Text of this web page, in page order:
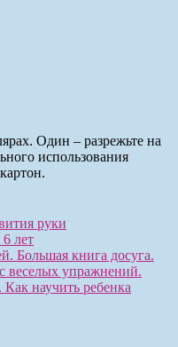
Один – разрежьте на
использования
руки
лет
Большая книга досуга.
веселых упражнений.
научить ребенка